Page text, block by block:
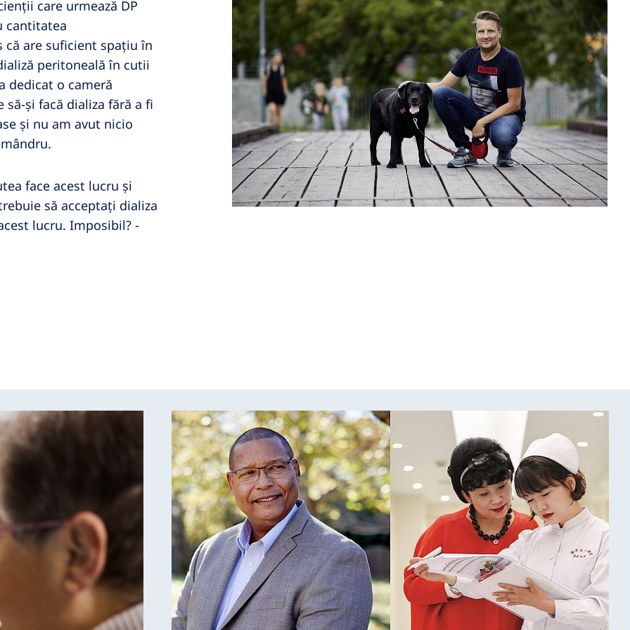
care urmează DP
cantitatea
că are suficient spațiu în
peritoneală în cutii
dedicat o cameră
și facă dializa fără a fi
și nu am avut nicio
face acest lucru și
să acceptați dializa
lucru. Imposibil? -